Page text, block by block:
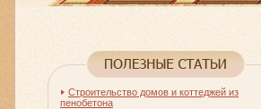
Строительство домов и коттеджей из
пенобетона